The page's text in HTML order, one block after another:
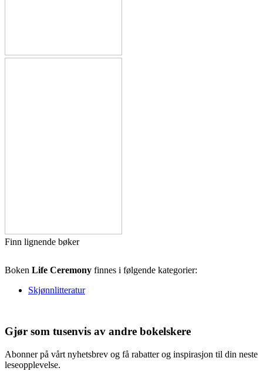
Finn lignende bøker
Boken Life Ceremony finnes i følgende kategorier:
Skjønnlitteratur
Gjør som tusenvis av andre bokelskere
Abonner på vårt nyhetsbrev og få rabatter og inspirasjon til din neste
leseopplevelse.